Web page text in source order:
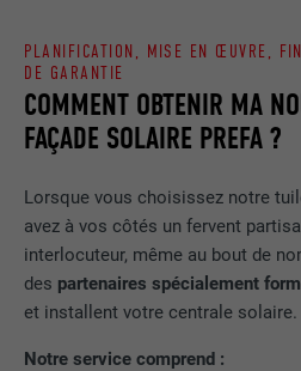
COMMENT OBTENIR MA
FAÇADE SOLAIRE PREFA ?
PLANIFICATION, MISE EN ŒUVRE,
DE GARANTIE
Lorsque vous choisissez notre
avez à vos côtés un fervent
interlocuteur, même au bout de
des partenaires spécialement
et installent votre centrale solaire.
Notre service comprend :